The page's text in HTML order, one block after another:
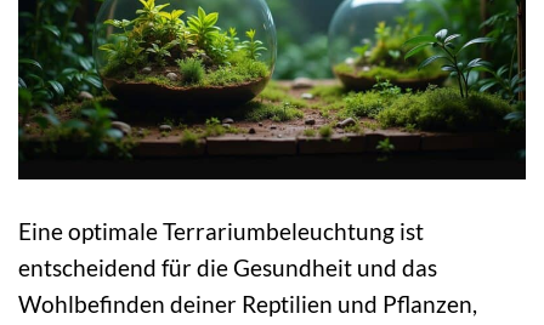
Eine optimale Terrariumbeleuchtung ist
entscheidend für die Gesundheit und das
Wohlbefinden deiner Reptilien und Pflanzen,